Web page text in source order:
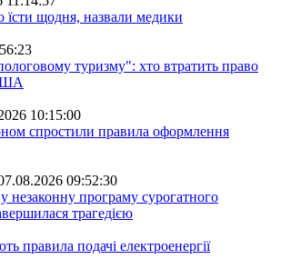
їсти щодня, назвали медики
туризму": хто втратить право
10:15:00
спростили правила оформлення
09:52:30
незаконну програму сурогатного
трагедією